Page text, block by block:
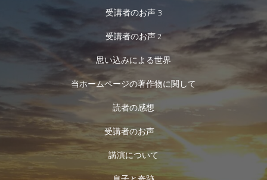
受講者のお声 3
受講者のお声 2
思い込みによる世界
当ホームページの著作物に関して
読者の感想
受講者のお声
講演について